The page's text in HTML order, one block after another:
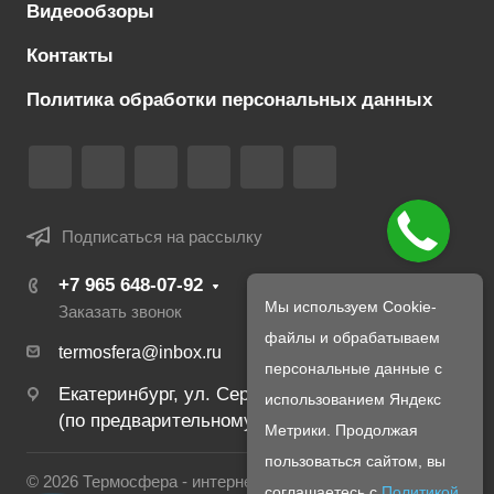
Видеообзоры
Контакты
Политика обработки персональных данных
Подписаться на рассылку
+7 965 648-07-92
Заказать звонок
termosfera@inbox.ru
Екатеринбург, ул. Серафимы Дерябиной 24
(по предварительному созвону с менеджером)
© 2026 Термосфера - интернет магазин печей и
Мы используем Cookie-
файлы и обрабатываем
персональные данные с
использованием Яндекс
Метрики. Продолжая
пользоваться сайтом, вы